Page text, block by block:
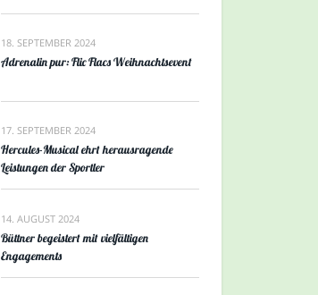
18. SEPTEMBER 2024
Adrenalin pur: Flic Flacs Weihnachtsevent
17. SEPTEMBER 2024
Hercules-Musical ehrt herausragende
Leistungen der Sportler
14. AUGUST 2024
Büttner begeistert mit vielfältigen
Engagements